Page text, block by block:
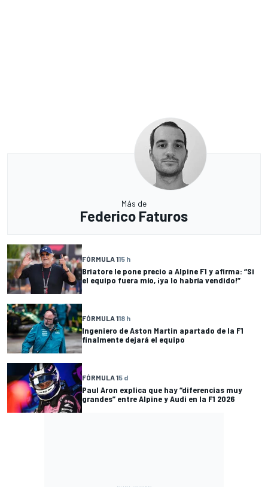
Más de
Federico Faturos
FÓRMULA 115 h
Briatore le pone precio a Alpine F1 y afirma: “Si
el equipo fuera mío, ¡ya lo habría vendido!”
FÓRMULA 118 h
Ingeniero de Aston Martin apartado de la F1
finalmente dejará el equipo
FÓRMULA 15 d
Paul Aron explica que hay “diferencias muy
grandes” entre Alpine y Audi en la F1 2026